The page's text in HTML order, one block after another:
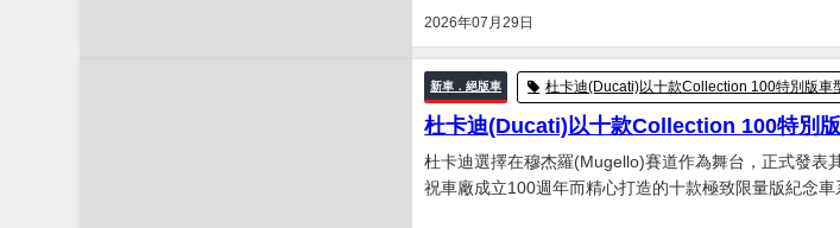
2026年07月29日
新車．絕版車 杜卡迪(Ducati)以十款Collection 100特別版車
杜卡迪(Ducati)以十款Collection 100特別
杜卡迪選擇在穆杰羅(Mugello)賽道作為舞台，正式發表
祝車廠成立100週年而精心打造的十款極致限量版紀念車